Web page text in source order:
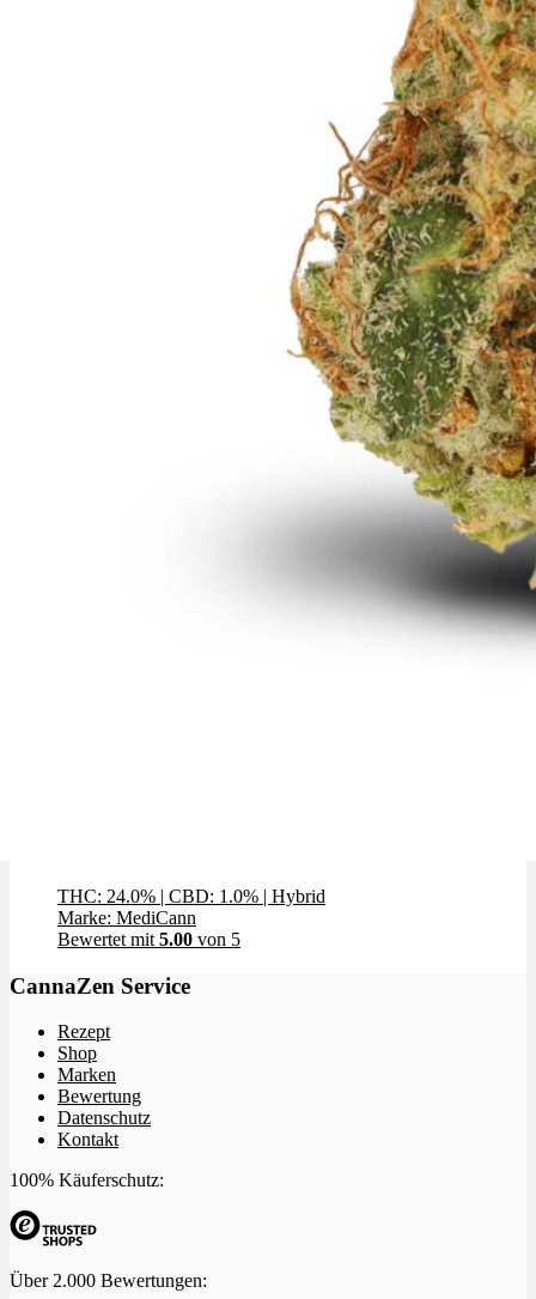
THC: 24.0% | CBD: 1.0% | Hybrid
Marke: MediCann
Bewertet mit 5.00 von 5
CannaZen Service
Rezept
Shop
Marken
Bewertung
Datenschutz
Kontakt
100% Käuferschutz:
Über 2.000 Bewertungen: